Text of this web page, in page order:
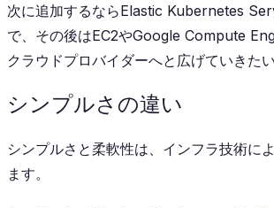
次に追加するならElastic Kubernetes
で、その後はEC2やGoogle Compute
クラウドプロバイダーへと広げていきた
シンプルさの違い
シンプルさと柔軟性は、インフラ技術に
ます。